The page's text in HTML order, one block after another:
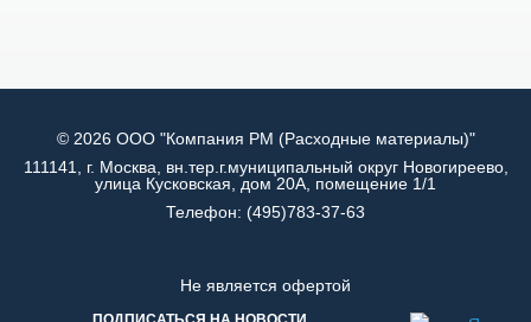
© 2026 ООО "Компания РМ (Расходные материалы)"
111141, г. Москва, вн.тер.г.муниципальный округ Новогиреево,
улица Кусковская, дом 20А, помещение 1/1
Телефон: (495)783-37-63
Не является офертой